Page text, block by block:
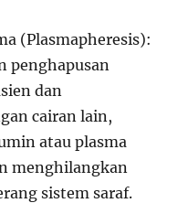
(Plasmapheresis):
penghapusan
dan
cairan lain,
atau plasma
menghilangkan
sistem saraf.